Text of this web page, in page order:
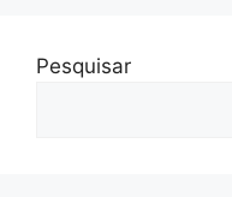
Pesquisar